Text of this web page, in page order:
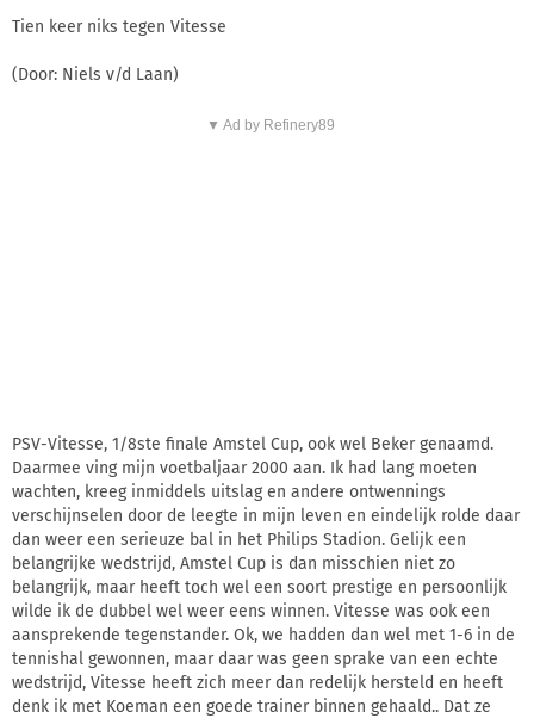
Tien keer niks tegen Vitesse
(Door: Niels v/d Laan)
▼ Ad by Refinery89
PSV-Vitesse, 1/8ste finale Amstel Cup, ook wel Beker genaamd.
Daarmee ving mijn voetbaljaar 2000 aan. Ik had lang moeten
wachten, kreeg inmiddels uitslag en andere ontwennings
verschijnselen door de leegte in mijn leven en eindelijk rolde daar
dan weer een serieuze bal in het Philips Stadion. Gelijk een
belangrijke wedstrijd, Amstel Cup is dan misschien niet zo
belangrijk, maar heeft toch wel een soort prestige en persoonlijk
wilde ik de dubbel wel weer eens winnen. Vitesse was ook een
aansprekende tegenstander. Ok, we hadden dan wel met 1-6 in de
tennishal gewonnen, maar daar was geen sprake van een echte
wedstrijd, Vitesse heeft zich meer dan redelijk hersteld en heeft
denk ik met Koeman een goede trainer binnen gehaald.. Dat ze